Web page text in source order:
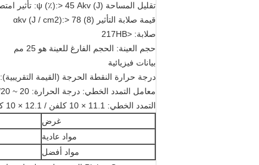
تقليل المساحة ψ (٪):> 45 Akv (J): تأثير امتصاص الطاقة Akv (J):> 63
قيمة صلابة التأثير αkv (J / cm2):> 78 (8)
صلابة: <217HB
حجم العينة: الحجم الفارغ للعينة هو 25 مم
بيانات فيزيائية
درجة حرارة النقطة الحرجة (القيمة التقريبية): Ac1 = 730 ℃ ، Ac3 = 800 ℃ ، Ms = 310 ℃
معامل التمدد الخطي: درجة الحرارة: 20 ~ 100/20 ~ 200 ℃ / 20 ~ 300 ℃ / 20 ~ 400/20 ~ 500 ℃ / 20 ~ 600
التمدد الخطي: 11.1 × 10 كلفن / 12.1 × 10 كلفن / 12.9 × 10 كلفن / 13.5 × 10 كلفن / 13.9 × 10 كلف 14.1 × 10 كلفن
غرض
مواد عادية
مواد أفضل